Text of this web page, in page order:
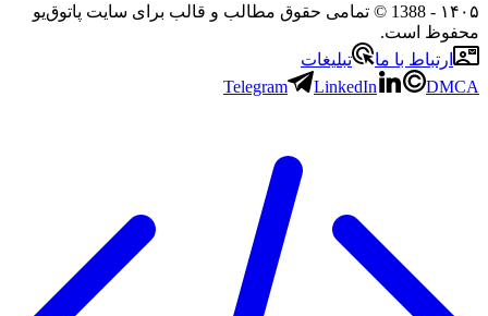
- 1388 © تمامی حقوق مطالب و قالب برای سایت پاتوق‌یو
است.
ارتباط با ما
تبلیغات
Telegram
LinkedIn